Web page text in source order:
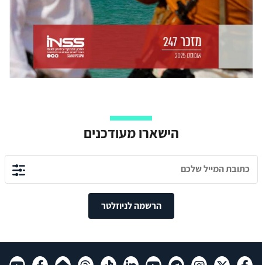
הישארו מעודכנים
הרשמה לניוזלטר